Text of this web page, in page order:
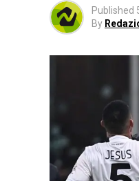
Published
By